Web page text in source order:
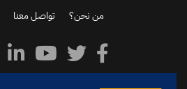
من نحن؟ تواصل معنا